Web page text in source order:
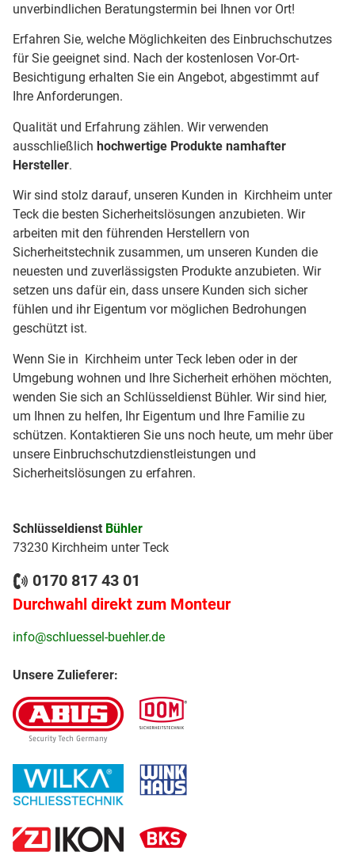
unverbindlichen Beratungstermin bei Ihnen vor Ort!
Erfahren Sie, welche Möglichkeiten des Einbruchschutzes
für Sie geeignet sind. Nach der kostenlosen Vor-Ort-
Besichtigung erhalten Sie ein Angebot, abgestimmt auf
Ihre Anforderungen.
Qualität und Erfahrung zählen. Wir verwenden
ausschließlich hochwertige Produkte namhafter
Hersteller.
Wir sind stolz darauf, unseren Kunden in Kirchheim unter
Teck die besten Sicherheitslösungen anzubieten. Wir
arbeiten mit den führenden Herstellern von
Sicherheitstechnik zusammen, um unseren Kunden die
neuesten und zuverlässigsten Produkte anzubieten. Wir
setzen uns dafür ein, dass unsere Kunden sich sicher
fühlen und ihr Eigentum vor möglichen Bedrohungen
geschützt ist.
Wenn Sie in Kirchheim unter Teck leben oder in der
Umgebung wohnen und Ihre Sicherheit erhöhen möchten,
wenden Sie sich an Schlüsseldienst Bühler. Wir sind hier,
um Ihnen zu helfen, Ihr Eigentum und Ihre Familie zu
schützen. Kontaktieren Sie uns noch heute, um mehr über
unsere Einbruchschutzdienstleistungen und
Sicherheitslösungen zu erfahren.
Schlüsseldienst Bühler
73230 Kirchheim unter Teck
0170 817 43 01
Durchwahl direkt zum Monteur
info@schluessel-buehler.de
Unsere Zulieferer: